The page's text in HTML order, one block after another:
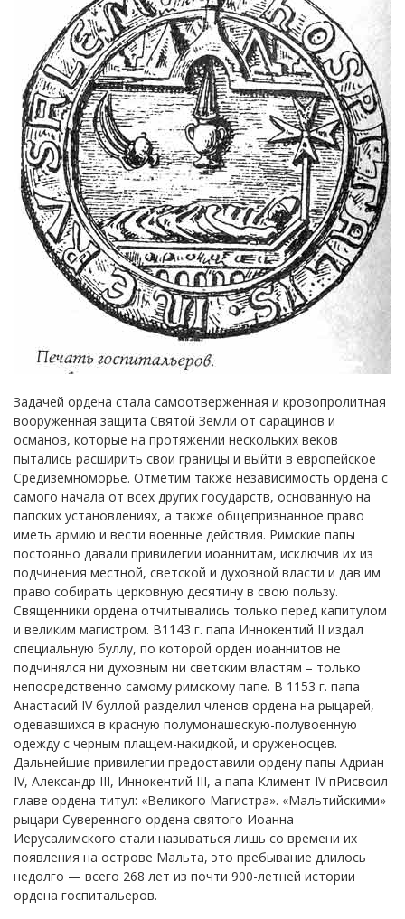
Задачей ордена стала самоотверженная и кровопролитная
вооруженная защита Святой Земли от сарацинов и
османов, которые на протяжении нескольких веков
пытались расширить свои границы и выйти в европейское
Средиземноморье. Отметим также независимость ордена с
самого начала от всех других государств, основанную на
папских установлениях, а также общепризнанное право
иметь армию и вести военные действия. Римские папы
постоянно давали привилегии иоаннитам, исключив их из
подчинения местной, светской и духовной власти и дав им
право собирать церковную десятину в свою пользу.
Священники ордена отчитывались только перед капитулом
и великим магистром. В1143 г. папа Иннокентий II издал
специальную буллу, по которой орден иоаннитов не
подчинялся ни духовным ни светским властям – только
непосредственно самому римскому папе. В 1153 г. папа
Анастасий IV буллой разделил членов ордена на рыцарей,
одевавшихся в красную полумонашескую-полувоенную
одежду с черным плащем-накидкой, и оруженосцев.
Дальнейшие привилегии предоставили ордену папы Адриан
IV, Александр III, Иннокентий III, а папа Климент IV пРисвоил
главе ордена титул: «Великого Магистра». «Мальтийскими»
рыцари Суверенного ордена святого Иоанна
Иерусалимского стали называться лишь со времени их
появления на острове Мальта, это пребывание длилось
недолго — всего 268 лет из почти 900-летней истории
ордена госпитальеров.